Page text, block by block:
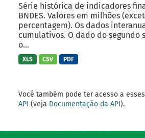
Série histórica de indicadores
BNDES. Valores em milhões
percentagem). Os dados
cumulativos. O dado do segundo
o...
XLS CSV PDF
Você também pode ter acesso a
API (veja Documentação da API).